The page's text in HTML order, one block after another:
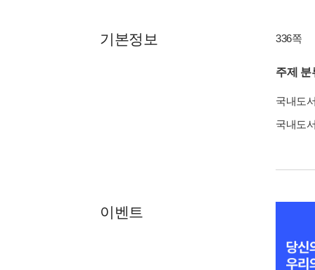
기본정보 336쪽
주제 분
국내도
국내도
이벤트